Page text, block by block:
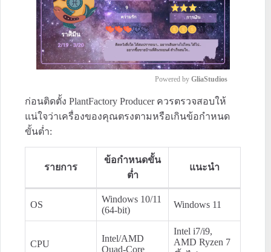
M
u
Powered by GliaStudios
ก่อนติดตั้ง PlantFactory Producer ควรตรวจสอบให้
แน่ใจว่าเครื่องของคุณตรงตามหรือเกินข้อกำหนด
ขั้นต่ำ:
รายการ
ข้อกำหนดขั้น
ต่ำ
แนะนำ
OS
Windows 10/11
(64-bit)
Windows 11
CPU
Intel/AMD
Quad-Core
Intel i7/i9,
AMD Ryzen 7